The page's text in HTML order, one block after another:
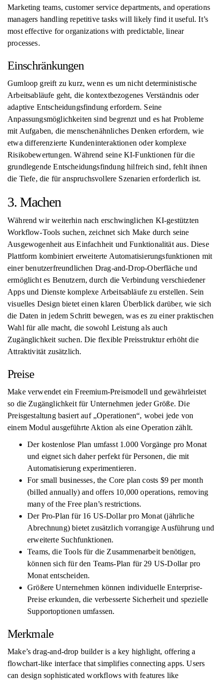
Marketing teams, customer service departments, and operations
managers handling repetitive tasks will likely find it useful. It’s
most effective for organizations with predictable, linear
processes.
Einschränkungen
Gumloop greift zu kurz, wenn es um nicht deterministische
Arbeitsabläufe geht, die kontextbezogenes Verständnis oder
adaptive Entscheidungsfindung erfordern. Seine
Anpassungsmöglichkeiten sind begrenzt und es hat Probleme
mit Aufgaben, die menschenähnliches Denken erfordern, wie
etwa differenzierte Kundeninteraktionen oder komplexe
Risikobewertungen. Während seine KI-Funktionen für die
grundlegende Entscheidungsfindung hilfreich sind, fehlt ihnen
die Tiefe, die für anspruchsvollere Szenarien erforderlich ist.
3. Machen
Während wir weiterhin nach erschwinglichen KI-gestützten
Workflow-Tools suchen, zeichnet sich Make durch seine
Ausgewogenheit aus Einfachheit und Funktionalität aus. Diese
Plattform kombiniert erweiterte Automatisierungsfunktionen mit
einer benutzerfreundlichen Drag-and-Drop-Oberfläche und
ermöglicht es Benutzern, durch die Verbindung verschiedener
Apps und Dienste komplexe Arbeitsabläufe zu erstellen. Sein
visuelles Design bietet einen klaren Überblick darüber, wie sich
die Daten in jedem Schritt bewegen, was es zu einer praktischen
Wahl für alle macht, die sowohl Leistung als auch
Zugänglichkeit suchen. Die flexible Preisstruktur erhöht die
Attraktivität zusätzlich.
Preise
Make verwendet ein Freemium-Preismodell und gewährleistet
so die Zugänglichkeit für Unternehmen jeder Größe. Die
Preisgestaltung basiert auf „Operationen“, wobei jede von
einem Modul ausgeführte Aktion als eine Operation zählt.
Der kostenlose Plan umfasst 1.000 Vorgänge pro Monat
und eignet sich daher perfekt für Personen, die mit
Automatisierung experimentieren.
For small businesses, the Core plan costs $9 per month
(billed annually) and offers 10,000 operations, removing
many of the Free plan’s restrictions.
Der Pro-Plan für 16 US-Dollar pro Monat (jährliche
Abrechnung) bietet zusätzlich vorrangige Ausführung und
erweiterte Suchfunktionen.
Teams, die Tools für die Zusammenarbeit benötigen,
können sich für den Teams-Plan für 29 US-Dollar pro
Monat entscheiden.
Größere Unternehmen können individuelle Enterprise-
Preise erkunden, die verbesserte Sicherheit und spezielle
Supportoptionen umfassen.
Merkmale
Make’s drag-and-drop builder is a key highlight, offering a
flowchart-like interface that simplifies connecting apps. Users
can design sophisticated workflows with features like